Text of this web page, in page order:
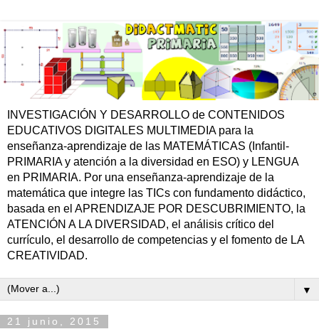
INVESTIGACIÓN Y DESARROLLO de CONTENIDOS
EDUCATIVOS DIGITALES MULTIMEDIA para la
enseñanza-aprendizaje de las MATEMÁTICAS (Infantil-
PRIMARIA y atención a la diversidad en ESO) y LENGUA
en PRIMARIA. Por una enseñanza-aprendizaje de la
matemática que integre las TICs con fundamento didáctico,
basada en el APRENDIZAJE POR DESCUBRIMIENTO, la
ATENCIÓN A LA DIVERSIDAD, el análisis crítico del
currículo, el desarrollo de competencias y el fomento de LA
CREATIVIDAD.
▼
21 junio, 2015